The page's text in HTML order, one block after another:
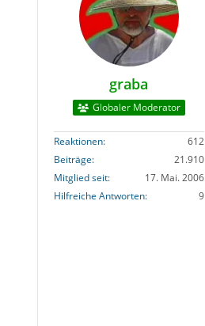
graba
Globaler Moderator
Reaktionen
612
Beiträge
21.910
Mitglied seit
17. Mai. 2006
Hilfreiche Antworten
9